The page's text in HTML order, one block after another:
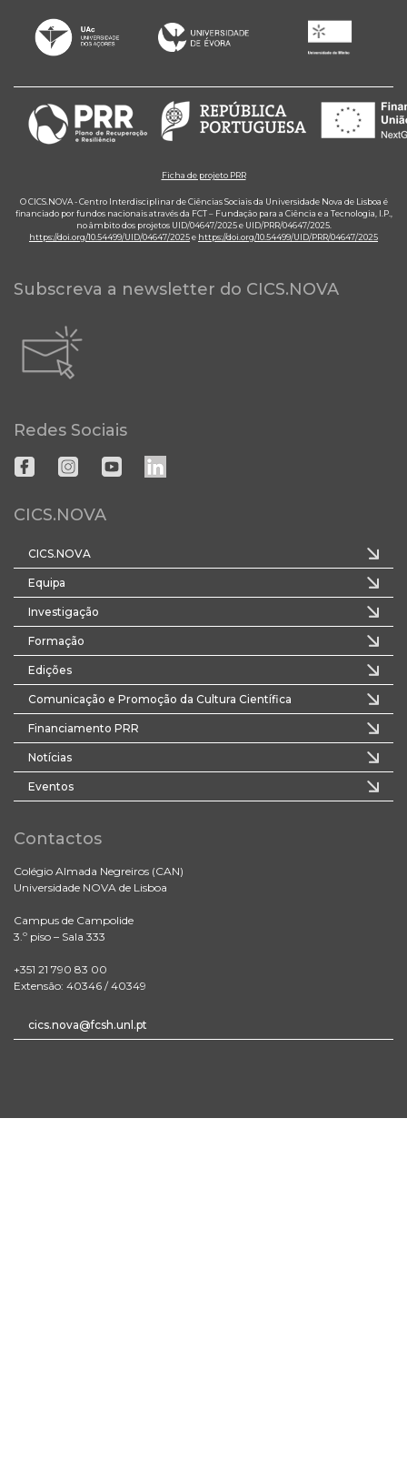
Ficha de projeto PRR
O CICS.NOVA - Centro Interdisciplinar de Ciências Sociais da Universidade Nova de Lisboa é
financiado por fundos nacionais através da FCT – Fundação para a Ciência e a Tecnologia, I.P.,
no âmbito dos projetos UID/04647/2025 e UID/PRR/04647/2025.
https://doi.org/10.54499/UID/04647/2025e https://doi.org/10.54499/UID/PRR/04647/2025
Subscreva a newsletter do CICS.NOVA
Redes Sociais
CICS.NOVA
CICS.NOVA
Equipa
Investigação
Formação
Edições
Comunicação e Promoção da Cultura Científica
Financiamento PRR
Notícias
Eventos
Contactos
Colégio Almada Negreiros (CAN)
Universidade NOVA de Lisboa
Campus de Campolide
3.º piso – Sala 333
+351 21 790 83 00
Extensão: 40346 / 40349
cics.nova@fcsh.unl.pt